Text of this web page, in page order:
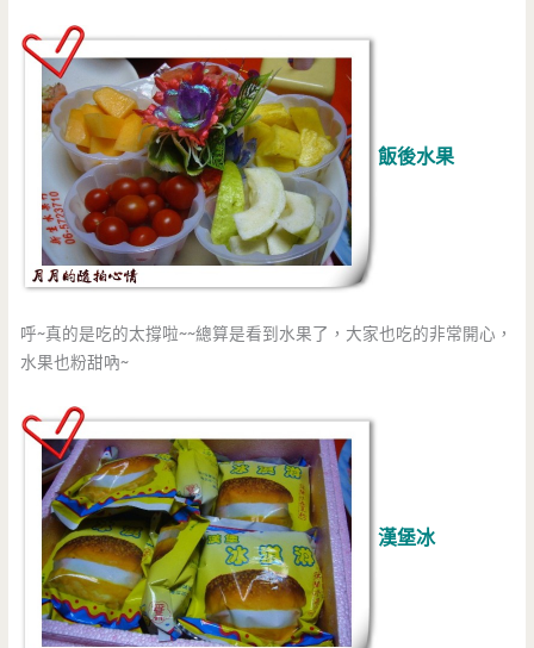
飯後水果
呼~真的是吃的太撐啦~~總算是看到水果了，大家也吃的非常開心，
水果也粉甜吶~
漢堡冰